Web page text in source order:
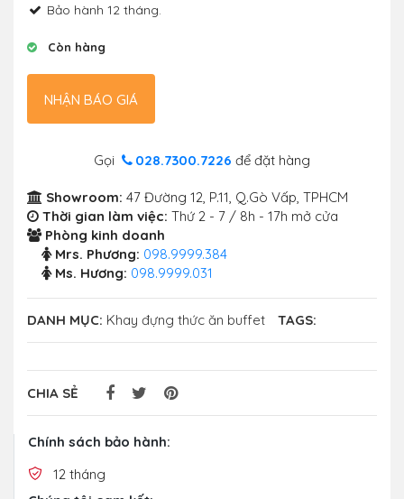
Bảo hành 12 tháng.
Còn hàng
NHẬN BÁO GIÁ
Gọi 028.7300.7226 để đặt hàng
Showroom: 47 Đường 12, P.11, Q.Gò Vấp, TPHCM
Thời gian làm việc: Thứ 2 - 7 / 8h - 17h mở cửa
Phòng kinh doanh
Mrs. Phương: 098.9999.384
Ms. Hương: 098.9999.031
DANH MỤC: Khay đựng thức ăn buffet TAGS:
CHIA SẺ
Chính sách bảo hành:
12 tháng